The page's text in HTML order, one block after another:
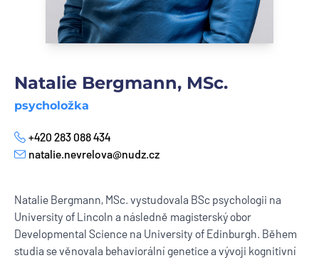
Natalie Bergmann, MSc.
psycholožka
Телефон
+420 283 088 434
E-mail
natalie.nevrelova@nudz.cz
Natalie Bergmann, MSc. vystudovala BSc psychologii na
University of Lincoln a následně magisterský obor
Developmental Science na University of Edinburgh. Během
studia se věnovala behaviorální genetice a vývoji kognitivní